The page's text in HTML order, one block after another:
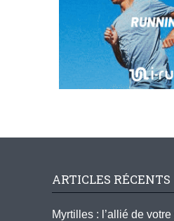
ARTICLES RÉCENTS
Myrtilles : l’allié de